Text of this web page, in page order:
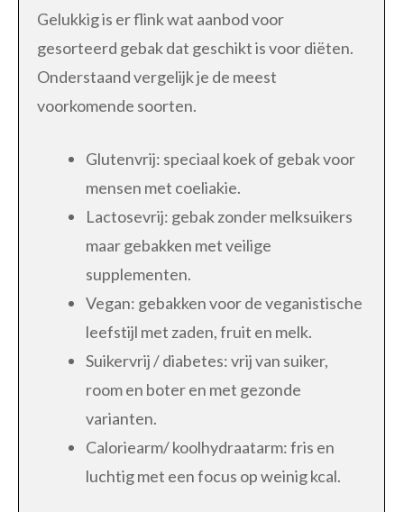
Gelukkig is er flink wat aanbod voor
gesorteerd gebak dat geschikt is voor diëten.
Onderstaand vergelijk je de meest
voorkomende soorten.
Glutenvrij: speciaal koek of gebak voor
mensen met coeliakie.
Lactosevrij: gebak zonder melksuikers
maar gebakken met veilige
supplementen.
Vegan: gebakken voor de veganistische
leefstijl met zaden, fruit en melk.
Suikervrij / diabetes: vrij van suiker,
room en boter en met gezonde
varianten.
Caloriearm/ koolhydraatarm: fris en
luchtig met een focus op weinig kcal.